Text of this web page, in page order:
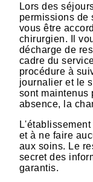
Lors des
permissions de
vous être
chirurgien. Il
décharge de
cadre du
procédure à
journalier et le
sont maintenus
absence, la
et à ne faire
aux soins. Le
secret des
garantis.